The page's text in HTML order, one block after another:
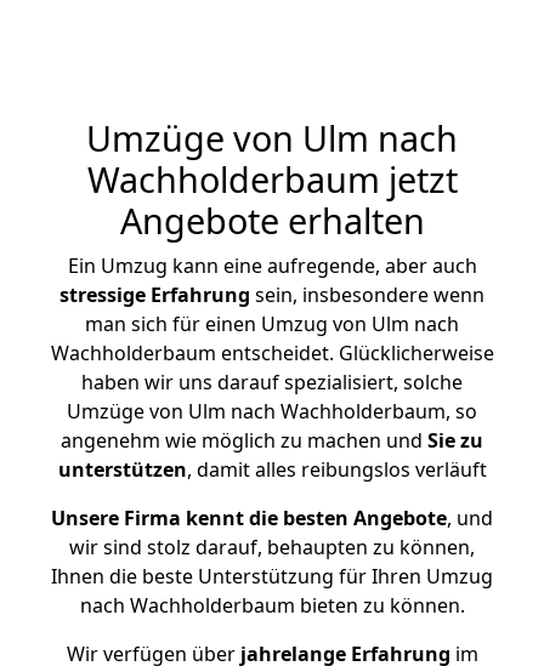
Umzüge von Ulm nach
Wachholderbaum jetzt
Angebote erhalten
Ein Umzug kann eine aufregende, aber auch
stressige Erfahrung sein, insbesondere wenn
man sich für einen Umzug von Ulm nach
Wachholderbaum entscheidet. Glücklicherweise
haben wir uns darauf spezialisiert, solche
Umzüge von Ulm nach Wachholderbaum, so
angenehm wie möglich zu machen und Sie zu
unterstützen, damit alles reibungslos verläuft
Unsere Firma kennt die besten Angebote, und
wir sind stolz darauf, behaupten zu können,
Ihnen die beste Unterstützung für Ihren Umzug
nach Wachholderbaum bieten zu können.
Wir verfügen überjahrelange Erfahrung im